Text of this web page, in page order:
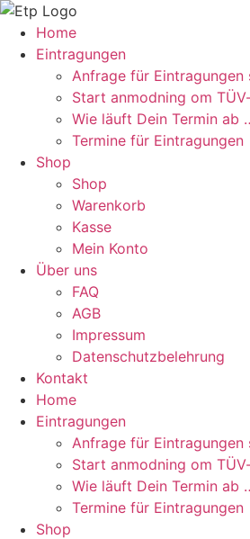
Zum
Inhalt
springen
Home
Eintragungen
Anfrage für
Start anmodning om
Wie läuft Dein Termin ab
Termine für Eintragungen
Shop
Shop
Warenkorb
Kasse
Mein Konto
Über uns
FAQ
AGB
Impressum
Datenschutzbelehrung
Kontakt
Home
Eintragungen
Anfrage für
Start anmodning om
Wie läuft Dein Termin ab
Termine für Eintragungen
Shop